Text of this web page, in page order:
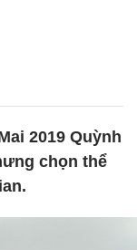
2019 Quỳnh
chọn thể